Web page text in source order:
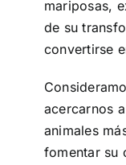
mariposas,
de su
convertirse
acercarnos
animales
fomentar su